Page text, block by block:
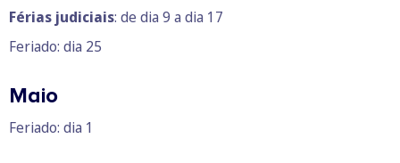
Férias judiciais: de dia 9 a dia 17
Feriado: dia 25
Maio
Feriado: dia 1